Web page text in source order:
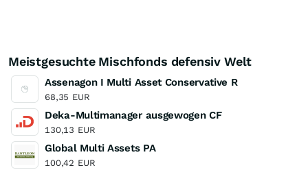
Meistgesuchte Mischfonds defensiv Welt
Assenagon I Multi Asset Conservative R
68,35 EUR
Deka-Multimanager ausgewogen CF
130,13 EUR
Global Multi Assets PA
100,42 EUR